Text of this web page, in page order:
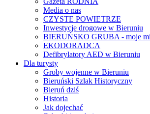
Media o nas
CZYSTE POWIETRZE
Inwestycje drogowe w Bieruniu
BIERUŃSKO GRUBA - moje
EKODORADCA
Defibrylatory AED w Bieruniu
Dla turysty
Groby wojenne w Bieruniu
Bieruński Szlak Historyczny
Bieruń dziś
Historia
Jak dojechać